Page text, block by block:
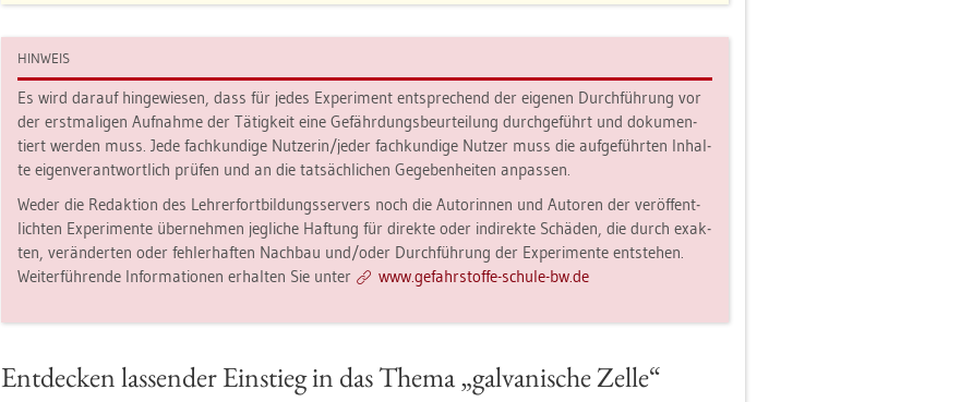
HIN­WEIS
Es wird dar­auf hin­ge­wie­sen, dass für jedes Ex­pe­ri­ment ent­spre­chend der ei­ge­nen Durch­füh­rung vor
der erst­ma­li­gen Auf­nah­me der Tä­tig­keit eine Ge­fähr­dungs­be­ur­tei­lung durch­ge­führt und do­ku­men­
tiert wer­den muss. Jede fach­kun­di­ge Nut­ze­rin/jeder fach­kun­di­ge Nut­zer muss die auf­ge­führ­ten In­hal­
te ei­gen­ver­ant­wort­lich prü­fen und an die tat­säch­li­chen Ge­ge­ben­hei­ten an­pas­sen.
Weder die Re­dak­ti­on des Leh­rer­fort­bil­dungs­ser­vers noch die Au­to­rin­nen und Au­to­ren der ver­öf­fent­
lich­ten Ex­pe­ri­men­te über­neh­men jeg­li­che Haf­tung für di­rek­te oder in­di­rek­te Schä­den, die durch ex­ak­
ten, ver­än­der­ten oder feh­ler­haf­ten Nach­bau und/oder Durch­füh­rung der Ex­pe­ri­men­te ent­ste­hen.
Wei­ter­füh­ren­de In­for­ma­tio­nen er­hal­ten Sie unter
www.​gef​ahrs​toff​e-​schu­le-​bw.​de
Ent­de­cken las­sen­der Ein­stieg in das Thema „gal­va­ni­sche Zelle“